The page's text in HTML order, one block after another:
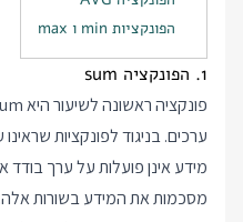
הפונקציות min ו max
1. הפונקציה sum
ערכים. בניגוד לפונקציות
מידע אינן פועלות על ערך בודד